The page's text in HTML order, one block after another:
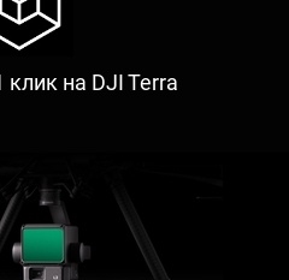
клик на DJI Terra